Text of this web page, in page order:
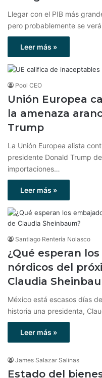
Llegar con el PIB más
pero probablemente se
Leer más »
Pool CEO
Unión Europea
la amenaza
Trump
La Unión Europea alista
presidente Donald Trump
importaciones…
Leer más »
Santiago Rentería Nolasco
¿Qué esperan
nórdicos del
Claudia
México está escasos días
historia una presidenta,
Leer más »
James Salazar Salinas
Estado del